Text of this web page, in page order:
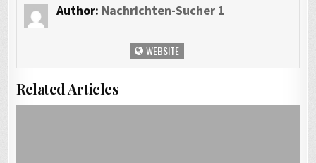
Author: Nachrichten-Sucher 1
WEBSITE
Related Articles